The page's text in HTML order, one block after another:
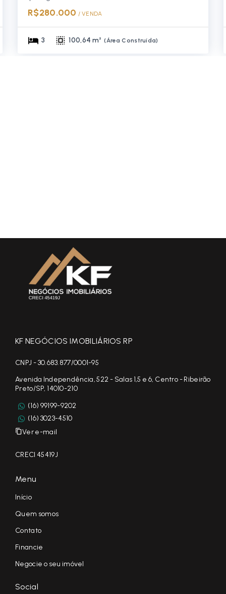
R$280.000 / VENDA
3 100,64 m² (Área Construída)
KF NEGÓCIOS IMOBILIÁRIOS RP
CNPJ - 30.683.877/0001-95
Avenida Independência, 522 - Salas 1,5 e 6, Centro - Ribeirão
Preto/SP, 14010-210
(16) 99199-9202
(16) 3023-4510
Ver e-mail
CRECI 45419J
Menu
Início
Quem somos
Contato
Financie
Negocie o seu imóvel
Social